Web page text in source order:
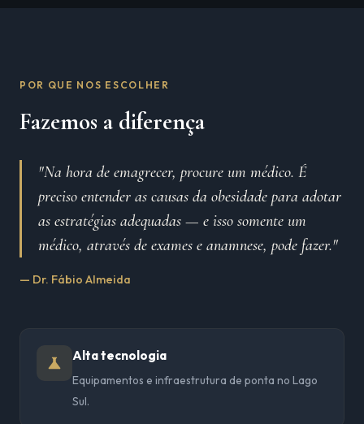
POR QUE NOS ESCOLHER
Fazemos a diferença
"Na hora de emagrecer, procure um médico. É
preciso entender as causas da obesidade para adotar
as estratégias adequadas — e isso somente um
médico, através de exames e anamnese, pode fazer."
— Dr. Fábio Almeida
Alta tecnologia
Equipamentos e infraestrutura de ponta no Lago
Sul.